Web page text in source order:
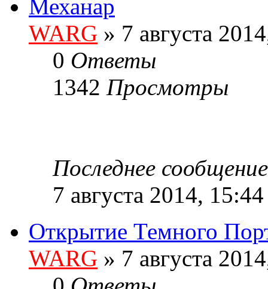
Механар
WARG » 7 августа
0 Ответы
1342 Просмотры
Последнее
7 августа 2014, 15:44
Открытие Темного
WARG » 7 августа